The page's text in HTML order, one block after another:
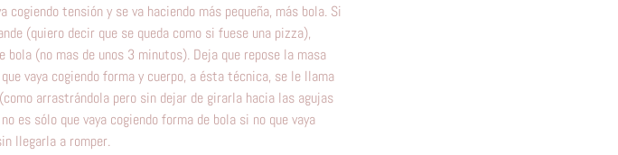
tensión y se va haciendo más pequeña, más bola. Si
(quiero decir que se queda como si fuese una pizza),
(no mas de unos 3 minutos). Deja que repose la masa
vaya cogiendo forma y cuerpo, a ésta técnica, se le llama
arrastrándola pero sin dejar de girarla hacia las agujas
es sólo que vaya cogiendo forma de bola si no que vaya
llegarla a romper.